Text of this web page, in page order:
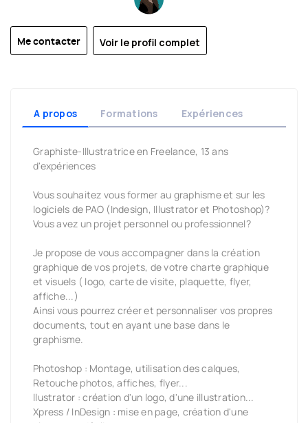
Me contacter Voir le profil complet
A propos Formations Expériences
Graphiste-Illustratrice en Freelance, 13 ans
d'expériences
Vous souhaitez vous former au graphisme et sur les
logiciels de PAO (Indesign, Illustrator et Photoshop)?
Vous avez un projet personnel ou professionnel?
Je propose de vous accompagner dans la création
graphique de vos projets, de votre charte graphique
et visuels ( logo, carte de visite, plaquette, flyer,
affiche...)
Ainsi vous pourrez créer et personnaliser vos propres
documents, tout en ayant une base dans le
graphisme.
Photoshop : Montage, utilisation des calques,
Retouche photos, affiches, flyer...
llustrator : création d'un logo, d'une illustration...
Xpress / InDesign : mise en page, création d'une